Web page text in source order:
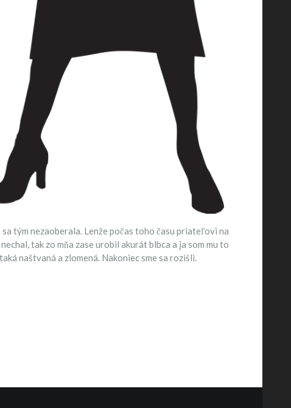
tým nezaoberala. Lenže počas toho času priateľovi na
tak zo mňa zase urobil akurát blbca a ja som mu to
naštvaná a zlomená. Nakoniec sme sa rozišli.